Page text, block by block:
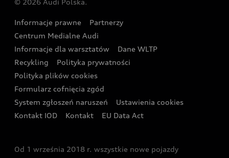
Wyszukaj najbliższego Partnera Audi
Oferta dla przedsiębiorców
Oferta dla klientów prywatnych
Kalkulator rat
Ubezpieczenie
Audi exclusive
Zasięg
Gwarancja
Akcje serwisowe Audi
Katalog online akcesoriów
Audi i Muzeum Sztuki Nowoczesnej w Warszawie
Audi driving experience
Audi quattro Cup
Audi i Puchar Świata w Skokach Narciarskich w
Zakopanem
© 2026 Audi Polska.
Informacje prawne
Partnerzy
Centrum Medialne Audi
Informacje dla warsztatów
Dane WLTP
Recykling
Polityka prywatności
Polityka plików cookies
Formularz cofnięcia zgód
System zgłoszeń naruszeń
Ustawienia cookies
Kontakt IOD
Kontakt EU Data Act
Od 1 września 2018 r. wszystkie nowe pojazdy